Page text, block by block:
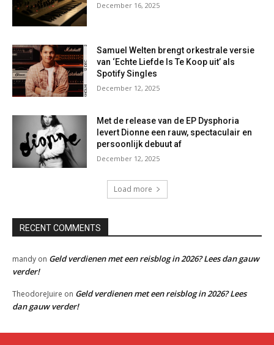
December 16, 2025
Samuel Welten brengt orkestrale versie
van ‘Echte Liefde Is Te Koop uit’ als
Spotify Singles
December 12, 2025
Met de release van de EP Dysphoria
levert Dionne een rauw, spectaculair en
persoonlijk debuut af
December 12, 2025
Load more
RECENT COMMENTS
mandy on Geld verdienen met een reisblog in 2026? Lees dan gauw
verder!
TheodoreJuire on Geld verdienen met een reisblog in 2026? Lees
dan gauw verder!